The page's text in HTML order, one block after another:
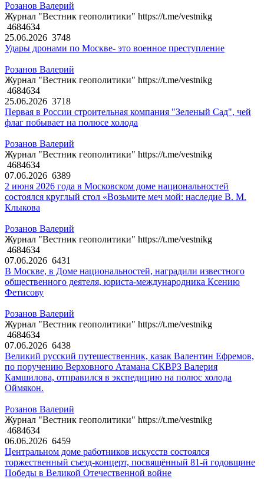
Розанов Валерий
Журнал "Вестник геополитики" https://t.me/vestnikg
4684634
25.06.2026 3748
Удары дронами по Москве- это военное преступление
Розанов Валерий
Журнал "Вестник геополитики" https://t.me/vestnikg
4684634
25.06.2026 3718
Первая в России строительная компания "Зеленый Сад", чей
флаг побывает на полюсе холода
Розанов Валерий
Журнал "Вестник геополитики" https://t.me/vestnikg
4684634
07.06.2026 6389
2 июня 2026 года в Московском доме национальностей
состоялся круглый стол «Возьмите меч мой: наследие В. М.
Клыкова
Розанов Валерий
Журнал "Вестник геополитики" https://t.me/vestnikg
4684634
07.06.2026 6431
В Москве, в Доме национальностей, наградили известного
общественного деятеля, юриста-международника Ксению
Фетисову
Розанов Валерий
Журнал "Вестник геополитики" https://t.me/vestnikg
4684634
07.06.2026 6438
Великий русский путешественник, казак Валентин Ефремов,
по поручению Верховного Атамана СКВРЗ Валерия
Камшилова, отправился в экспедицию на полюс холода
Оймякон.
Розанов Валерий
Журнал "Вестник геополитики" https://t.me/vestnikg
4684634
06.06.2026 6459
Центральном доме работников искусств состоялся
торжественный съезд-концерт, посвящённый 81-й годовщине
Победы в Великой Отечественной войне